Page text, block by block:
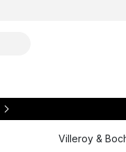
Villeroy &